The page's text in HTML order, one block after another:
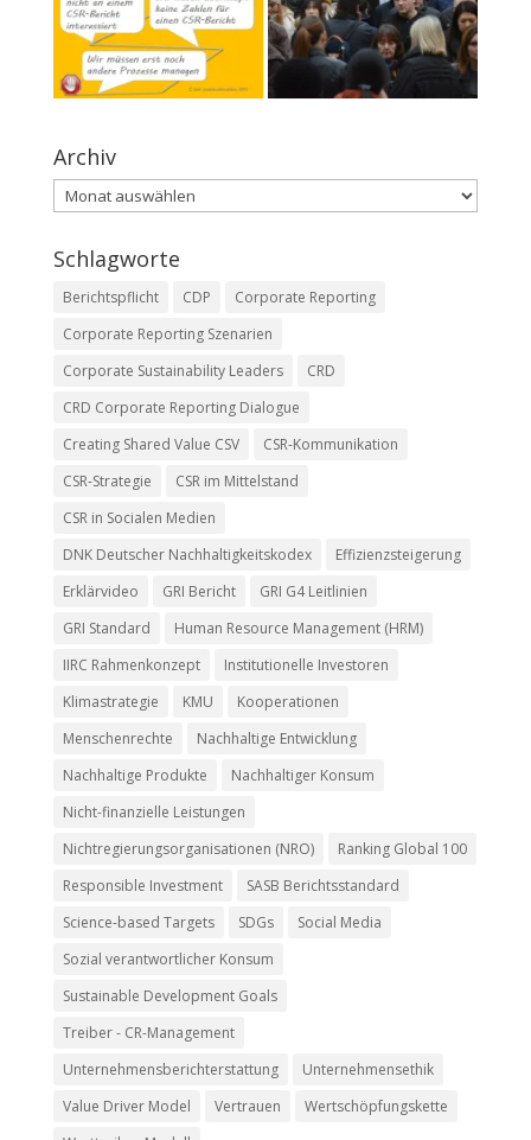
Archiv
Archiv
Schlagworte
Berichtspflicht CDP
Corporate Reporting
Corporate Reporting Szenarien
Corporate Sustainability Leaders
CRD
CRD Corporate Reporting Dialogue
Creating Shared Value CSV
CSR-Kommunikation
CSR-Strategie
CSR im Mittelstand
CSR in Socialen Medien
DNK Deutscher Nachhaltigkeitskodex
Effizienzsteigerung
Erklärvideo
GRI Bericht
GRI G4 Leitlinien
GRI Standard
Human Resource Management (HRM)
IIRC Rahmenkonzept
Institutionelle Investoren
Klimastrategie
KMU
Kooperationen
Menschenrechte
Nachhaltige Entwicklung
Nachhaltige Produkte
Nachhaltiger Konsum
Nicht-finanzielle Leistungen
Nichtregierungsorganisationen (NRO)
Ranking Global 100
Responsible Investment
SASB Berichtsstandard
Science-based Targets
SDGs
Social Media
Sozial verantwortlicher Konsum
Sustainable Development Goals
Treiber - CR-Management
Unternehmensberichterstattung
Unternehmensethik
Value Driver Model
Vertrauen
Wertschöpfungskette